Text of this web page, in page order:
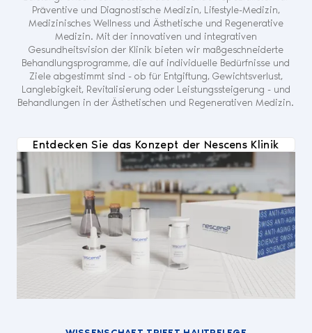
Präventive und Diagnostische Medizin, Lifestyle-Medizin,
Medizinisches Wellness und Ästhetische und Regenerative
Medizin. Mit der innovativen und integrativen
Gesundheitsvision der Klinik bieten wir maßgeschneiderte
Behandlungsprogramme, die auf individuelle Bedürfnisse und
Ziele abgestimmt sind - ob für Entgiftung, Gewichtsverlust,
Langlebigkeit, Revitalisierung oder Leistungssteigerung - und
Behandlungen in der Ästhetischen und Regenerativen Medizin.
Entdecken Sie das Konzept der Nescens Klinik